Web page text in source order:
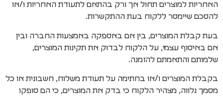
האחריות למוצרים תחול אך ורק בהתאם לתעודת האחריות ו/או
להסכם שיימסר ללקוח בעת ההתקשרות.
בעת קבלת המוצרים, בין אם באספקה באמצעות החברה ובין
אם באיסוף עצמי, על הלקוח לבדוק את תקינות המוצרים,
שלמותם והתאמתם להזמנה.
בקבלת המוצרים ו/או בחתימה על תעודת משלוח, חשבונית או כל
מסמך נלווה, מצהיר הלקוח כי בדק את המוצרים, כי הם סופקו